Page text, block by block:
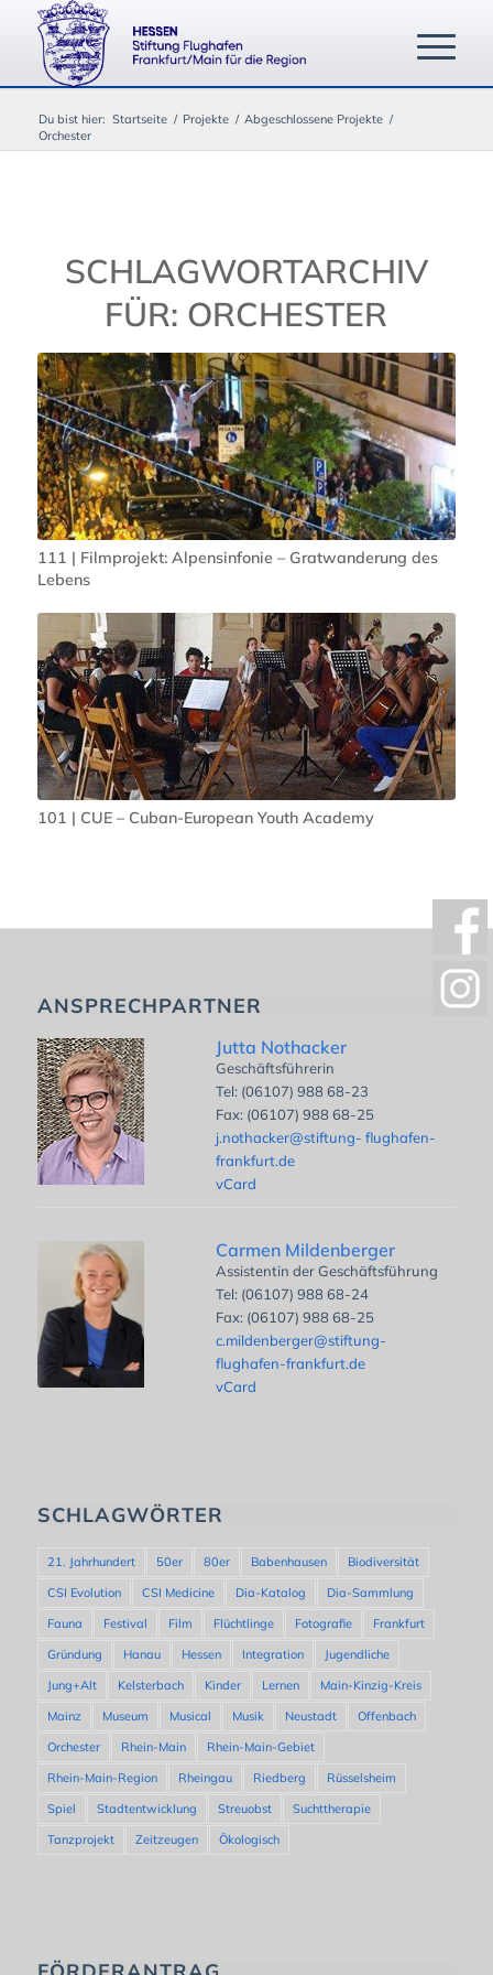
Du bist hier: Startseite / Projekte / Abgeschlossene Projekte /
Orchester
SCHLAGWORTARCHIV
FÜR: ORCHESTER
111 | Filmprojekt: Alpensinfonie – Gratwanderung des
Lebens
101 | CUE – Cuban-European Youth Academy
ANSPRECHPARTNER
Jutta Nothacker
Geschäftsführerin
Tel: (06107) 988 68-23
Fax: (06107) 988 68-25
j.nothacker@stiftung- flughafen-
frankfurt.de
vCard
Carmen Mildenberger
Assistentin der Geschäftsführung
Tel: (06107) 988 68-24
Fax: (06107) 988 68-25
c.mildenberger@stiftung-
flughafen-frankfurt.de
vCard
SCHLAGWÖRTER
21. Jahrhundert 50er 80er Babenhausen
Biodiversität
CSI Evolution
CSI Medicine Dia-Katalog
Dia-Sammlung
Fauna
Festival Film Flüchtlinge Fotografie
Frankfurt
Gründung
Hanau Hessen Integration
Jugendliche
Jung+Alt
Kelsterbach Kinder Lernen
Main-Kinzig-Kreis
Mainz
Museum Musical Musik Neustadt
Offenbach
Orchester
Rhein-Main
Rhein-Main-Gebiet
Rhein-Main-Region
Rheingau Riedberg
Rüsselsheim
Spiel
Stadtentwicklung Streuobst
Suchttherapie
Tanzprojekt
Zeitzeugen Ökologisch